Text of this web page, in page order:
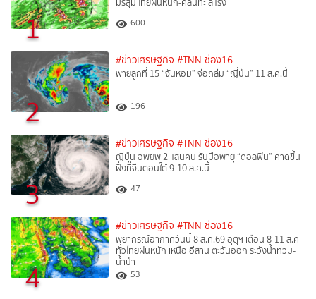
1 600
2
#ข่าวเศรษฐกิจ #TNN ช่อง16
พายุลูกที่ 15 “จันหอม” จ่อถล่ม “ญี่ปุ่น” 11 ส.ค.นี้
196
3
#ข่าวเศรษฐกิจ #TNN ช่อง16
ญี่ปุ่น อพยพ 2 แสนคน รับมือพายุ “ดอลฟิน” คาดขึ้น
ฝั่งที่จีนตอนใต้ 9-10 ส.ค.นี้
47
4
#ข่าวเศรษฐกิจ #TNN ช่อง16
พยากรณ์อากาศวันนี้ 8 ส.ค.69 อุตุฯ เตือน 8-11 ส.ค
ทั่วไทยฝนหนัก เหนือ อีสาน ตะวันออก ระวังน้ำท่วม-
น้ำป่า
53